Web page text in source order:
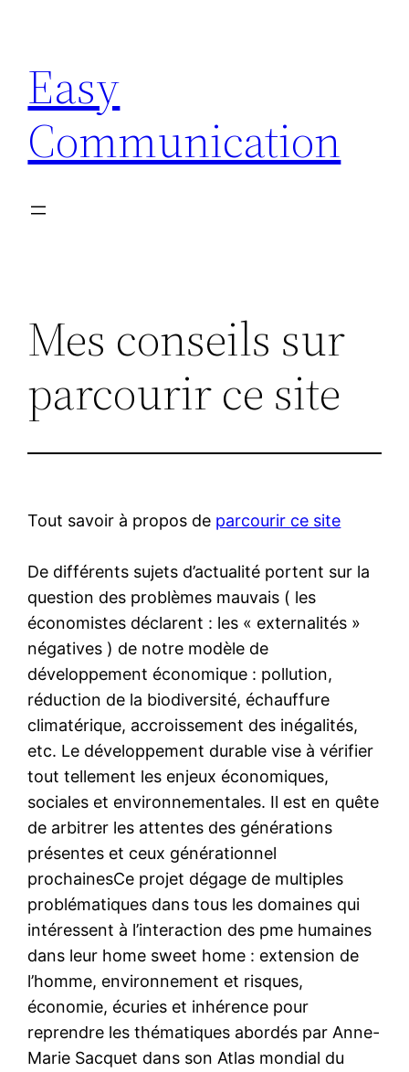
contenu
Easy
Communication
Mes conseils sur
parcourir ce site
Tout savoir à propos de parcourir ce site
De différents sujets d’actualité portent sur la
question des problèmes mauvais ( les
économistes déclarent : les « externalités »
négatives ) de notre modèle de
développement économique : pollution,
réduction de la biodiversité, échauffure
climatérique, accroissement des inégalités,
etc. Le développement durable vise à vérifier
tout tellement les enjeux économiques,
sociales et environnementales. Il est en quête
de arbitrer les attentes des générations
présentes et ceux générationnel
prochainesCe projet dégage de multiples
problématiques dans tous les domaines qui
intéressent à l’interaction des pme humaines
dans leur home sweet home : extension de
l’homme, environnement et risques,
économie, écuries et inhérence pour
reprendre les thématiques abordés par Anne-
Marie Sacquet dans son Atlas mondial du